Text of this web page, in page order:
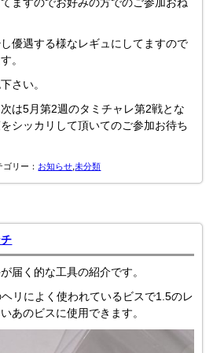
優遇する様なレギュにしてますので
。
さい。
は5月第2週のタミチャレ第2戦とな
シッカリして頂いてのご参加お待ち
リー： お知らせ ,未分類
届く的な工具の紹介です。
リによく使われているビスで1.5のレ
あのビスに使用できます。